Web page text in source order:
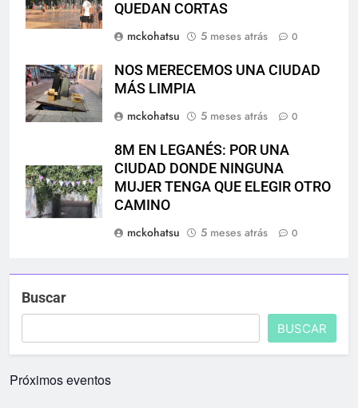
QUEDAN CORTAS
mckohatsu
5 meses atrás 0
NOS MERECEMOS UNA CIUDAD
MÁS LIMPIA
mckohatsu
5 meses atrás 0
8M EN LEGANÉS: POR UNA
CIUDAD DONDE NINGUNA
MUJER TENGA QUE ELEGIR OTRO
CAMINO
mckohatsu
5 meses atrás 0
Buscar
BUSCAR
Próximos eventos